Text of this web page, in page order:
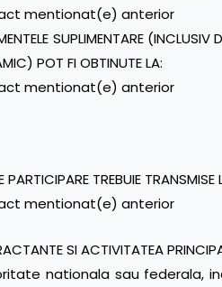
mentionat(e) anterior
SUPLIMENTARE
POT FI OBTINUTE LA:
mentionat(e) anterior
PARTICIPARE TREBUIE TRANSMISE
mentionat(e) anterior
SI ACTIVITATEA
nationala sau federala,